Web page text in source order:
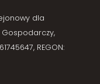
dla
Gospodarczy,
REGON: